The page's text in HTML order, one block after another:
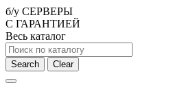
б/у СЕРВЕРЫ
С ГАРАНТИЕЙ
Весь каталог
Search Clear